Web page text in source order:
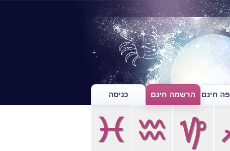
חינם הרשמה חינם כניסה
z
x
c